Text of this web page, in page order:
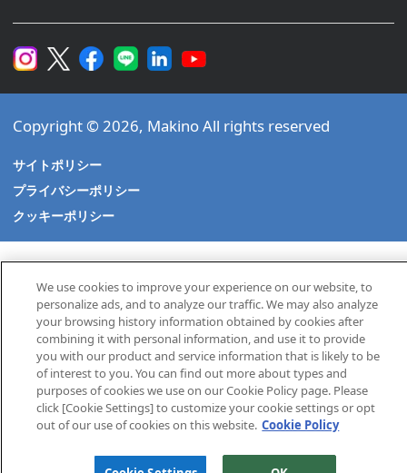
Copyright © 2026, Makino All rights reserved
サイトポリシー
プライバシーポリシー
クッキーポリシー
We use cookies to improve your experience on our website, to
personalize ads, and to analyze our traffic. We may also analyze
your browsing history information obtained by cookies after
combining it with personal information, and use it to provide
you with our product and service information that is likely to be
of interest to you. You can find out more about types and
purposes of cookies we use on our Cookie Policy page. Please
click [Cookie Settings] to customize your cookie settings or opt
out of our use of cookies on this website. Cookie Policy